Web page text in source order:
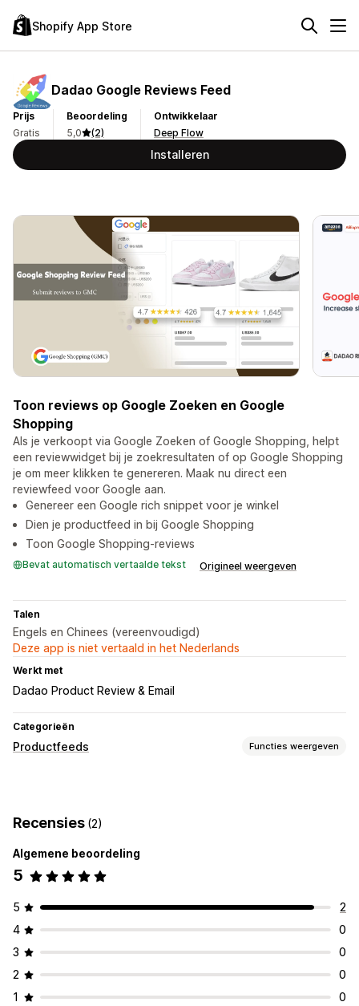
Shopify App Store
Dadao Google Reviews Feed
Prijs
Gratis
Beoordeling
5,0
(2)
Ontwikkelaar
Deep Flow
Installeren
Toon reviews op Google Zoeken en Google
Shopping
Als je verkoopt via Google Zoeken of Google Shopping, helpt
een reviewwidget bij je zoekresultaten of op Google Shopping
je om meer klikken te genereren. Maak nu direct een
reviewfeed voor Google aan.
Genereer een Google rich snippet voor je winkel
Dien je productfeed in bij Google Shopping
Toon Google Shopping-reviews
Bevat automatisch vertaalde tekst Origineel weergeven
Talen
Engels en Chinees (vereenvoudigd)
Deze app is niet vertaald in het Nederlands
Werkt met
Dadao Product Review & Email
Categorieën
Productfeeds Functies weergeven
Feedoptimalisatie
Recensies (2)
Algemene beoordeling
5
5
2
4
0
3
0
2
0
1
0